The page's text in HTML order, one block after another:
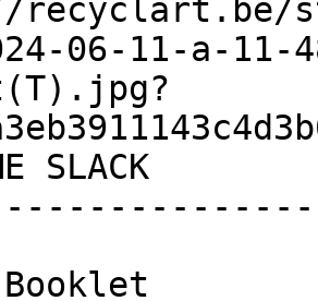
06-11-a-11-
SLACK